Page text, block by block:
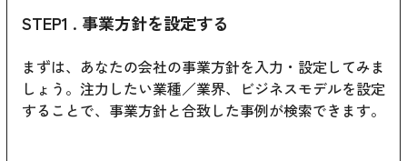
STEP1 . 事業方針を設定する
まずは、あなたの会社の事業方針を入力・設定してみま
しょう。注力したい業種／業界、ビジネスモデルを設定
することで、事業方針と合致した事例が検索できます。